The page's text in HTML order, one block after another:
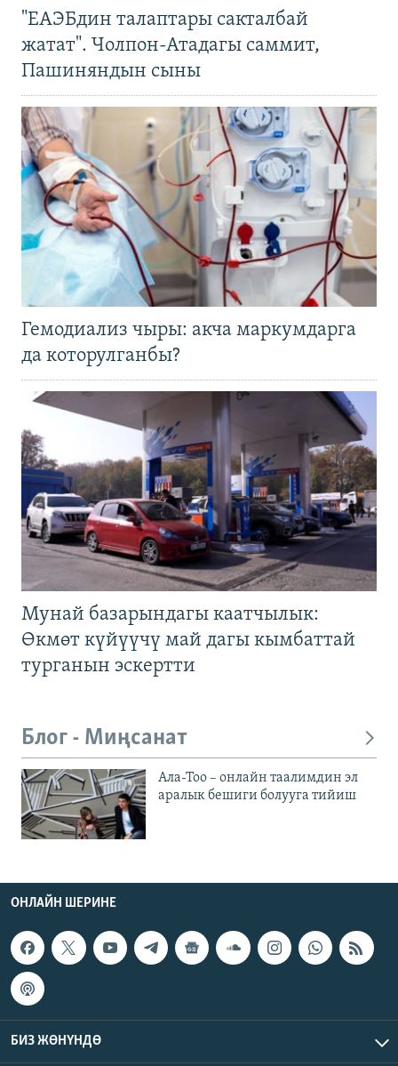
"ЕАЭБдин талаптары сакталбай
жатат". Чолпон-Атадагы саммит,
Пашиняндын сыны
Гемодиализ чыры: акча маркумдарга
да которулганбы?
Мунай базарындагы каатчылык:
Өкмөт күйүүчү май дагы кымбаттай
турганын эскертти
Блог - Миңсанат
Ала-Тоо – онлайн таалимдин эл
аралык бешиги болууга тийиш
ОНЛАЙН ШЕРИНЕ
БИЗ ЖӨНҮНДӨ